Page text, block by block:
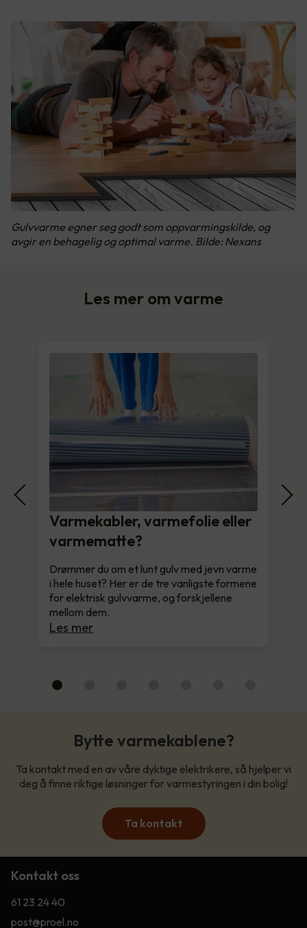
Gulvvarme egner seg godt som oppvarmingskilde, og
avgir en behagelig og optimal varme. Bilde: Nexans
Les mer om varme
Varmekabler, varmefolie eller
varmematte?
Drømmer du om et lunt gulv med jevn varme
i hele huset? Her er de tre vanligste formene
for elektrisk gulvvarme, og forskjellene
mellom dem.
Les mer
Bytte varmekablene?
Ta kontakt med en av våre dyktige elektrikere, så hjelper vi
deg å finne riktige løsninger for varmestyringen i din bolig!
Ta kontakt
Kontakt oss
61 23 24 40
post@proel.no